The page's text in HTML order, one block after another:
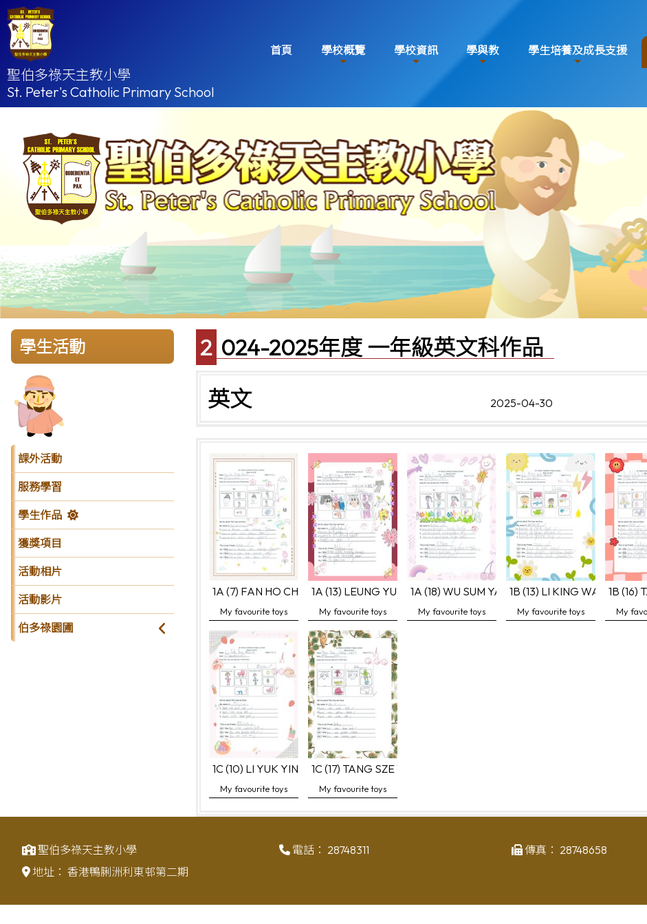
聖伯多祿天主教小學
St. Peter's Catholic Primary School
首頁 學校概覽 學校資訊 學與教 學生培養及成長支援
學生活動
課外活動
服務學習
學生作品
獲獎項目
活動相片
活動影片
伯多祿園圃
2024-2025年度 一年級英文科作品
英文
2025-04-30
1A (7) FAN HO CHING Ellen
My favourite toys
1A (13) LEUNG YUET YIU Cathy
My favourite toys
1A (18) WU SUM YAU Bella
My favourite toys
1B (13) LI KING WAH Walden
My favourite toys
1B (16)
My
1C (10) LI YUK YING Alice
My favourite toys
1C (17) TANG SZE WING Lily
My favourite toys
聖伯多祿天主教小學 電話： 28748311 傳真： 28748658
地址： 香港鴨脷洲利東邨第二期